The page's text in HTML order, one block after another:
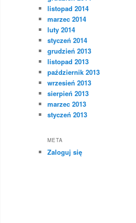
listopad 2014
marzec 2014
luty 2014
styczeń 2014
grudzień 2013
listopad 2013
październik 2013
wrzesień 2013
sierpień 2013
marzec 2013
styczeń 2013
META
Zaloguj się